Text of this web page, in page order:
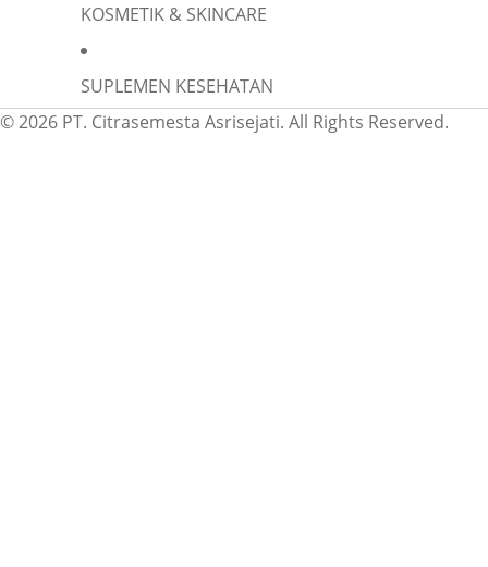
KOSMETIK & SKINCARE
SUPLEMEN KESEHATAN
© 2026 PT. Citrasemesta Asrisejati. All Rights Reserved.